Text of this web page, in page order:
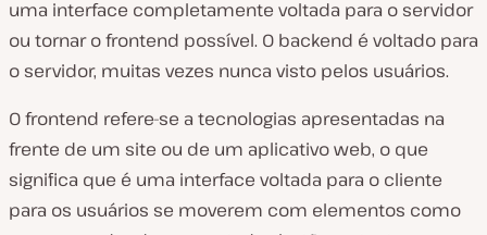
uma interface completamente voltada para o servidor
ou tornar o frontend possível. O backend é voltado para
o servidor, muitas vezes nunca visto pelos usuários.
O frontend refere-se a tecnologias apresentadas na
frente de um site ou de um aplicativo web, o que
significa que é uma interface voltada para o cliente
para os usuários se moverem com elementos como